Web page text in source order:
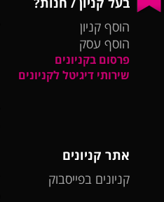
הוסף קניון
הוסף עסק
פרסום בקניונים
שירותי דיגיטל לקניונים
אתר קניונים
קניונים בפייסבוק